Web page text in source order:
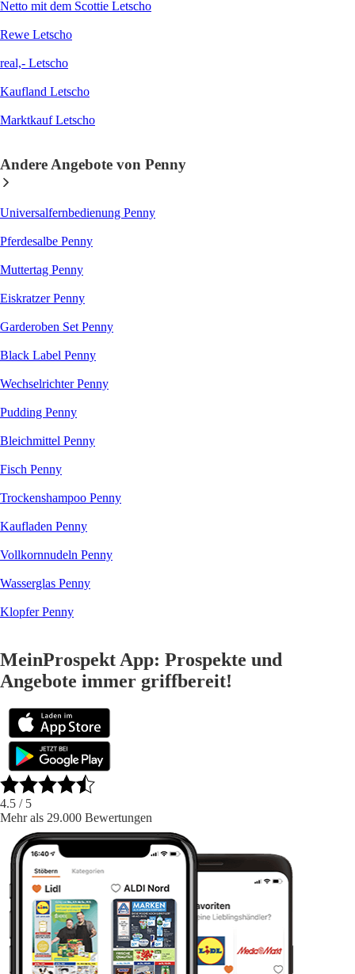
Netto mit dem Scottie Letscho
Rewe Letscho
real,- Letscho
Kaufland Letscho
Marktkauf Letscho
Andere Angebote von Penny
Universalfernbedienung Penny
Pferdesalbe Penny
Muttertag Penny
Eiskratzer Penny
Garderoben Set Penny
Black Label Penny
Wechselrichter Penny
Pudding Penny
Bleichmittel Penny
Fisch Penny
Trockenshampoo Penny
Kaufladen Penny
Vollkornnudeln Penny
Wasserglas Penny
Klopfer Penny
MeinProspekt App: Prospekte und
Angebote immer griffbereit!
4.5 / 5
Mehr als 29.000 Bewertungen